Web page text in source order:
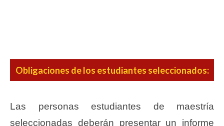
Obligaciones de los estudiantes seleccionados:
Las personas estudiantes de maestría
seleccionadas deberán presentar un informe